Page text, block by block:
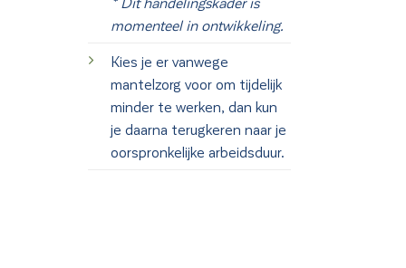
momenteel in ontwikkeling.
Kies je er vanwege
mantelzorg voor om tijdelijk
minder te werken, dan kun
je daarna terugkeren naar je
oorspronkelijke arbeidsduur.